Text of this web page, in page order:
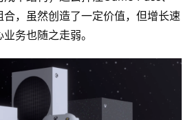
注册
，虽然创造了一定价值，但增长速
务也随之走弱。